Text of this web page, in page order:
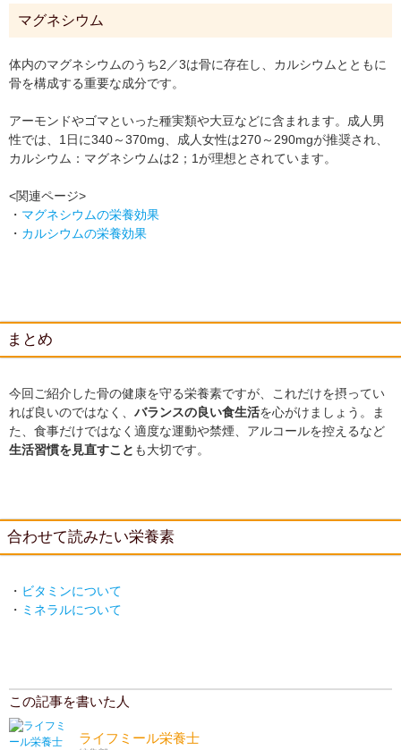
マグネシウム
体内のマグネシウムのうち2／3は骨に存在し、カルシウムとともに
骨を構成する重要な成分です。
アーモンドやゴマといった種実類や大豆などに含まれます。成人男
性では、1日に340～370mg、成人女性は270～290mgが推奨され、
カルシウム：マグネシウムは2；1が理想とされています。
<関連ページ>
・ マグネシウムの栄養効果
・ カルシウムの栄養効果
まとめ
今回ご紹介した骨の健康を守る栄養素ですが、これだけを摂ってい
れば良いのではなく、 バランスの良い食生活を心がけましょう。ま
た、食事だけではなく適度な運動や禁煙、アルコールを控えるなど
生活習慣を見直すこと も大切です。
合わせて読みたい栄養素
・ ビタミンについて
・ ミネラルについて
この記事を書いた人
ライフミール栄養士